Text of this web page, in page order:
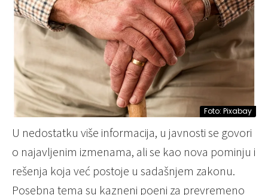
Foto: Pixabay
U nedostatku više informacija, u javnosti se govori
o najavljenim izmenama, ali se kao nova pominju i
rešenja koja već postoje u sadašnjem zakonu.
Posebna tema su kazneni poeni za prevremeno